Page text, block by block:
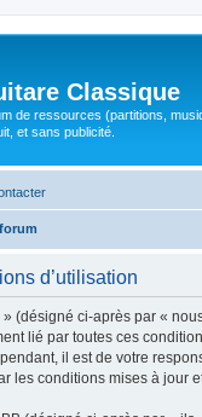
Classique
de ressources (partitions,
et sans publicité.
d’utilisation
(désigné ci-après par «
lié par toutes ces
il est de votre
les conditions mises à jour